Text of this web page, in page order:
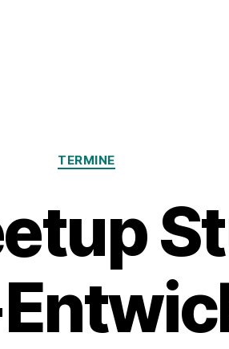
Kategorien
TERMINE